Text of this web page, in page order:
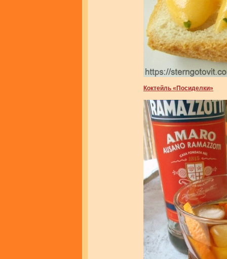
Коктейль «Посиделки»